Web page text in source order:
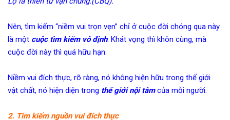
Nên, tìm kiếm “niềm vui trọn vẹn” chỉ ở cuộc đời chóng qua này
là một cuộc tìm kiếm vô định. Khát vọng thì khôn cùng, mà
cuộc đời này thì quá hữu hạn.
Niềm vui đích thực, rõ ràng, nó không hiện hữu trong thế giới
vật chất, nó hiện diện trong thế giới nội tâmcủa mỗi người.
2. Tìm kiếm nguồn vui đích thực